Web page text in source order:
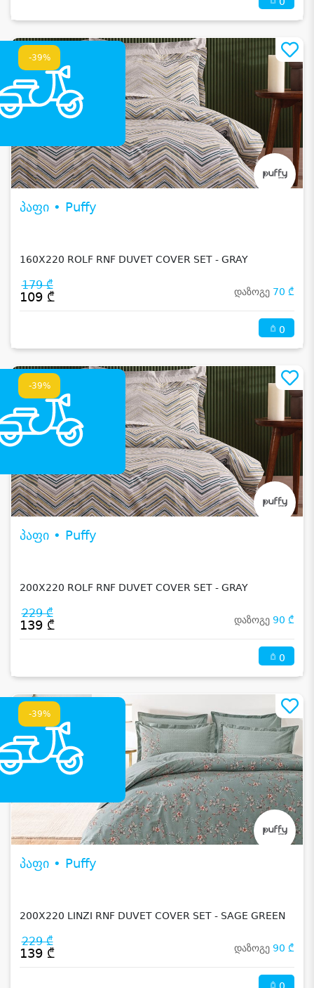
-39%
პაფი • Puffy
160X220 ROLF RNF DUVET COVER SET - GRAY
179 ₾
109 ₾ დაზოგე 70 ₾
0
-39%
პაფი • Puffy
200X220 ROLF RNF DUVET COVER SET - GRAY
229 ₾
139 ₾ დაზოგე 90 ₾
0
-39%
პაფი • Puffy
200X220 LINZI RNF DUVET COVER SET - SAGE GREEN
229 ₾
139 ₾ დაზოგე 90 ₾
0